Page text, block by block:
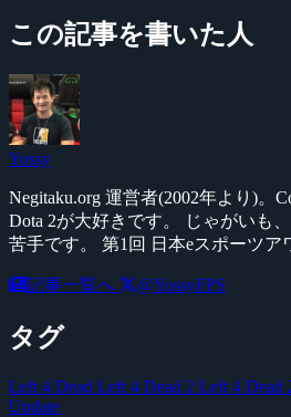
この記事を書いた人
Yossy
Negitaku.org 運営者(2002年より)。
Dota 2が大好きです。 じゃがいも
苦手です。 第1回 日本eスポーツア
記事一覧へ @YossyFPS
タグ
Left 4 Dead Left 4 Dead 2 Left 4 Dead
Update